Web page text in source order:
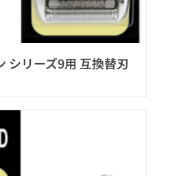
シリーズ9用 互換替刃